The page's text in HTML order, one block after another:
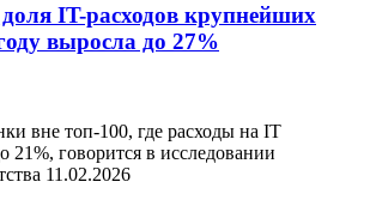
IT-расходов крупнейших
выросла до 27%
вне топ-100, где расходы на IT
21%, говорится в исследовании
11.02.2026